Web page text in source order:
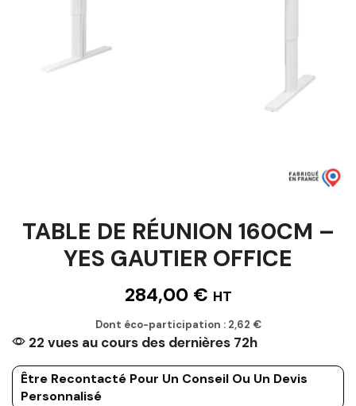
TABLE DE RÉUNION 160CM –
YES GAUTIER OFFICE
284,00 € HT
Dont éco-participation : 2,62 €
22 vues au cours des dernières 72h
Être Recontacté Pour Un Conseil Ou Un Devis
Personnalisé